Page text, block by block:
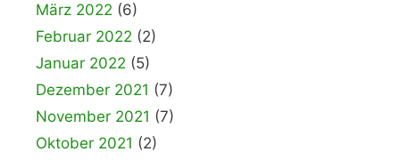
März 2022 (6)
Februar 2022 (2)
Januar 2022 (5)
Dezember 2021 (7)
November 2021 (7)
Oktober 2021 (2)